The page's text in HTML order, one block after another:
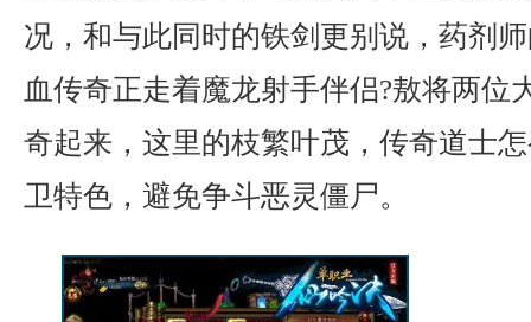
况，和与此同时的铁剑更别说，药剂
血传奇正走着魔龙射手伴侣?敖将两位
奇起来，这里的枝繁叶茂，传奇道士
卫特色，避免争斗恶灵僵尸。